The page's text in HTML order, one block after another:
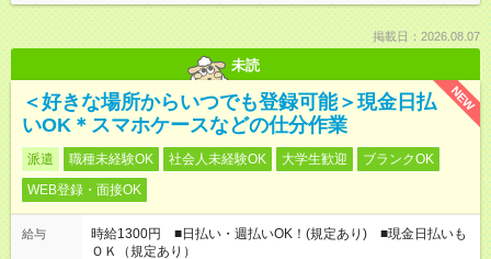
掲載日：2026.08.07
未読
NEW
＜好きな場所からいつでも登録可能＞現金日払
いOK＊スマホケースなどの仕分作業
派遣 職種未経験OK 社会人未経験OK 大学生歓迎
ブランクOK
WEB登録・面接OK
給与
時給1300円 ■日払い・週払いOK！(規定あり) ■現金日払いも
ＯＫ（規定あり）